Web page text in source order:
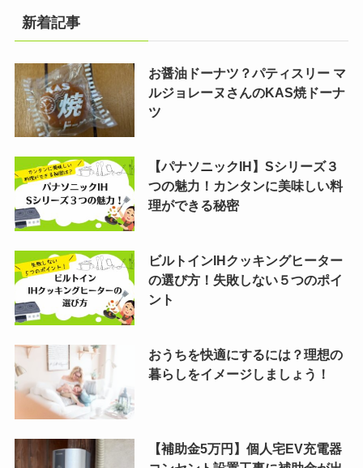
新着記事
お醤油ドーナツ？パティスリー マ
ルジョレーヌさんのKAS焼ドーナ
ツ
【パナソニックIH】Sシリーズ３
つの魅力！カンタンに美味しい料
理ができる秘密
ビルトインIHクッキングヒーター
の選び方！失敗しない５つのポイ
ント
おうちを快適にするには？理想の
暮らしをイメージしましょう！
【補助金5万円】個人宅EV充電器